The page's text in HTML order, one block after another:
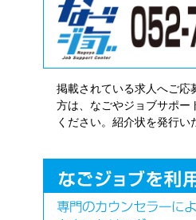
掲載されている求人へご応
方は、なごやジョブサポー
ください。紹介状を発行い